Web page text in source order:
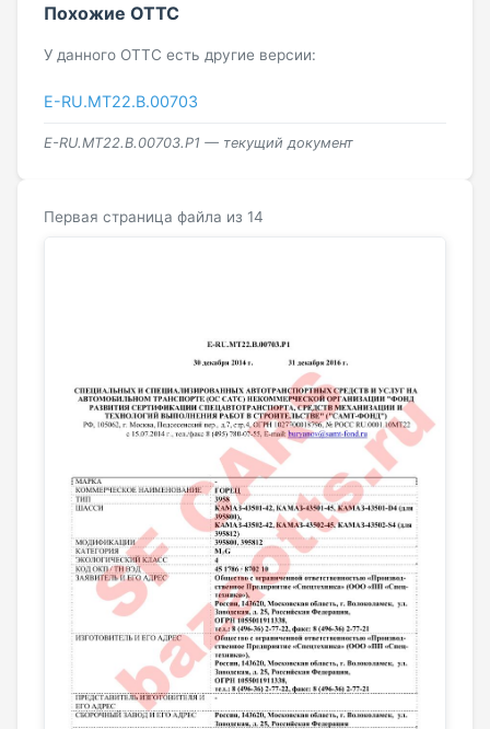
Похожие ОТТС
У данного ОТТС есть другие версии:
E-RU.MT22.В.00703
E-RU.MT22.В.00703.Р1 — текущий документ
Первая страница файла из 14